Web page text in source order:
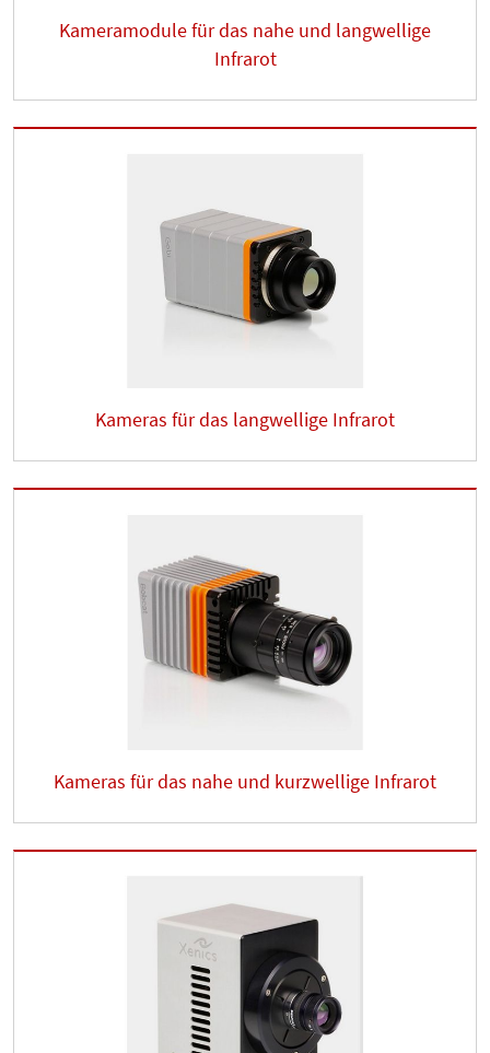
Kameramodule für das nahe und langwellige
Infrarot
Kameras für das langwellige Infrarot
Kameras für das nahe und kurzwellige Infrarot